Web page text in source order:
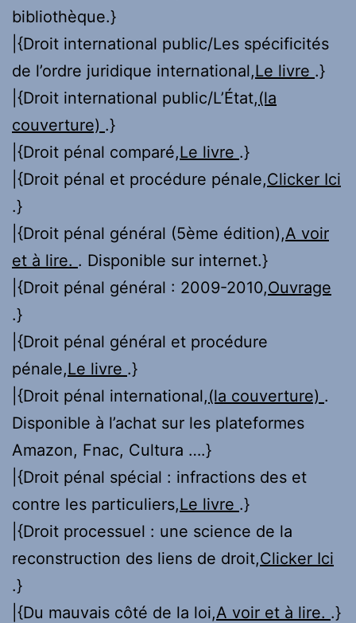
bibliothèque.}
|{Droit international public/Les spécificités
de l’ordre juridique international,Le livre .}
|{Droit international public/L’État,(la
couverture) .}
|{Droit pénal comparé,Le livre .}
|{Droit pénal et procédure pénale,Clicker Ici
.}
|{Droit pénal général (5ème édition),A voir
et à lire. . Disponible sur internet.}
|{Droit pénal général : 2009-2010,Ouvrage
.}
|{Droit pénal général et procédure
pénale,Le livre .}
|{Droit pénal international,(la couverture) .
Disponible à l’achat sur les plateformes
Amazon, Fnac, Cultura ….}
|{Droit pénal spécial : infractions des et
contre les particuliers,Le livre .}
|{Droit processuel : une science de la
reconstruction des liens de droit,Clicker Ici
.}
|{Du mauvais côté de la loi,A voir et à lire. .}